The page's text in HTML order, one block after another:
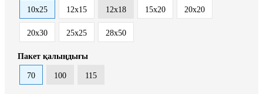
10x25 12x15 12x18 15x20 20x20
20x30 25х25 28x50
Пакет қалыңдығы
70 100 115